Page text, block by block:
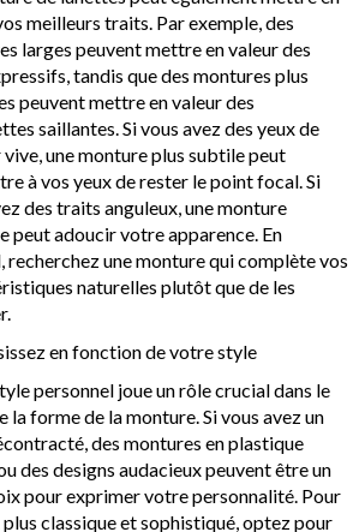
meilleurs traits. Par exemple, des
larges peuvent mettre en valeur des
tandis que des montures plus
peuvent mettre en valeur des
saillantes. Si vous avez des yeux de
une monture plus subtile peut
à vos yeux de rester le point focal. Si
des traits anguleux, une monture
peut adoucir votre apparence. En
recherchez une monture qui complète vos
naturelles plutôt que de les
en fonction de votre style
personnel joue un rôle crucial dans le
la forme de la monture. Si vous avez un
des montures en plastique
des designs audacieux peuvent être un
pour exprimer votre personnalité. Pour
classique et sophistiqué, optez pour